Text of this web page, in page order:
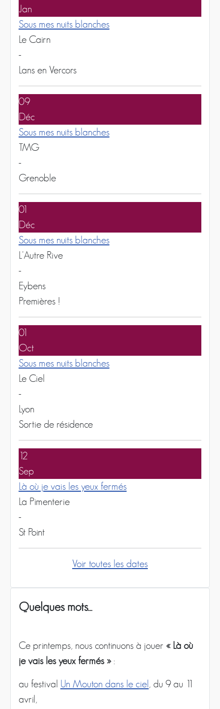
Jan
Sous mes nuits blanches
Le Cairn
-
Lans en Vercors
09
Déc
Sous mes nuits blanches
TMG
-
Grenoble
01
Déc
Sous mes nuits blanches
L'Autre Rive
-
Eybens
Premières !
01
Oct
Sous mes nuits blanches
Le Ciel
-
Lyon
Sortie de résidence
12
Sep
Là où je vais les yeux fermés
La Pimenterie
-
St Point
Voir toutes les dates
Quelques mots...
Ce printemps, nous continuons à jouer « Là où
je vais les yeux fermés »:
au festival Un Mouton dans le ciel , du 9 au 11
avril,